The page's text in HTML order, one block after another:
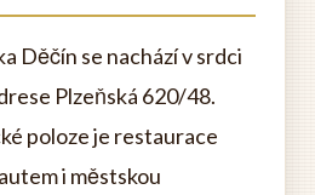
Děčín se nachází v srdci
Plzeňská 620/48.
poloze je restaurace
i městskou